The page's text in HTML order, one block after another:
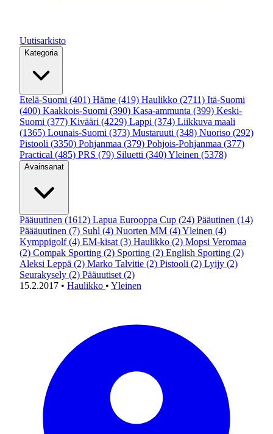
Uutisarkisto
Kategoria
Etelä-Suomi (401) Häme (419) Haulikko (2711) Itä-Suomi
(400) Kaakkois-Suomi (390) Kasa-ammunta (399) Keski-
Suomi (377) Kivääri (4229) Lappi (374) Liikkuva maali
(1365) Lounais-Suomi (373) Mustaruuti (348) Nuoriso (292)
Pistooli (3350) Pohjanmaa (379) Pohjois-Pohjanmaa (377)
Practical (485) PRS (79) Siluetti (340)Yleinen (5378)
Avainsanat
Pääuutinen (1612) Lapua Eurooppa Cup (24) Pääutinen (14)
Päääuutinen (7) Suhl (4) Nuorten MM (4)Yleinen (4)
Kymppigolf (4) EM-kisat (3) Haulikko (2) Mopsi Veromaa
(2) Compak Sporting (2) Sporting (2) English Sporting (2)
Aleksi Leppä (2) Marko Talvitie (2) Pistooli (2) Lyijy (2)
Seurakysely (2) Pääuutiset (2)
15.2.2017 • Haulikko • Yleinen